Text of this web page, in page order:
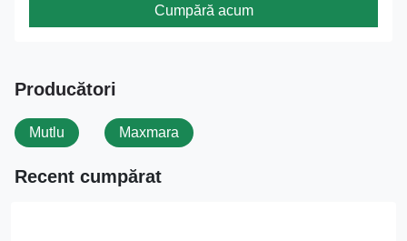
Cumpără acum
Producători
Mutlu Maxmara
Recent cumpărat